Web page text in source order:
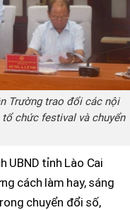
Trường trao đổi các nội
chức festival và chuyển
UBND tỉnh Lào Cai
cách làm hay, sáng
chuyển đổi số,